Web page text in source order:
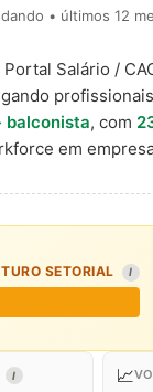
• últimos 12
Salário /
balconista, com
em
SETORIAL I
I 📈